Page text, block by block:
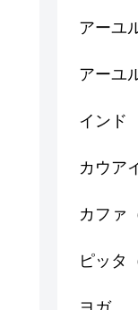
アーユ
アーユ
インド
カウア
カファ
ピッタ